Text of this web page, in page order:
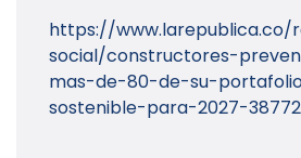
https://www.larepublica.co/
social/constructores-
mas-de-80-de-su-
sostenible-para-2027-